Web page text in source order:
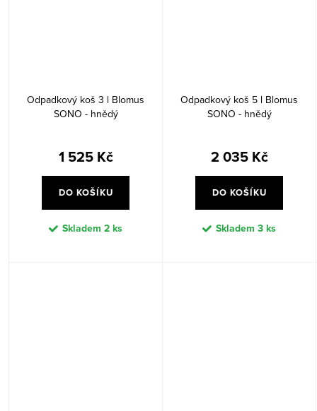
Odpadkový koš 3 l Blomus
SONO - hnědý
1 525 Kč
DO KOŠÍKU
Skladem 2 ks
Odpadkový koš 5 l Blomus
SONO - hnědý
2 035 Kč
DO KOŠÍKU
Skladem 3 ks